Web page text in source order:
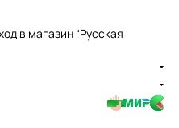
в магазин “Русская